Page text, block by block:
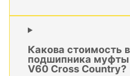
Какова стоимость
подшипника муфты
V60 Cross Country?